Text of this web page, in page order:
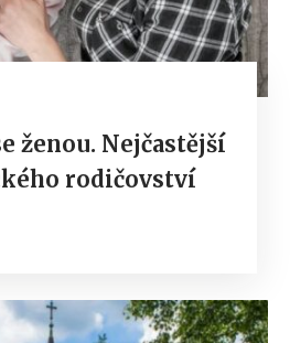
ženou. Nejčastější
rodičovství